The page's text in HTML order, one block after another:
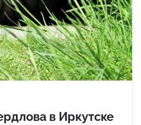
в Иркутске